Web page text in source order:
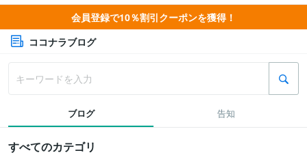
会員登録で10％割引クーポンを獲得！
ココナラブログ
ブログ 告知
すべてのカテゴリ